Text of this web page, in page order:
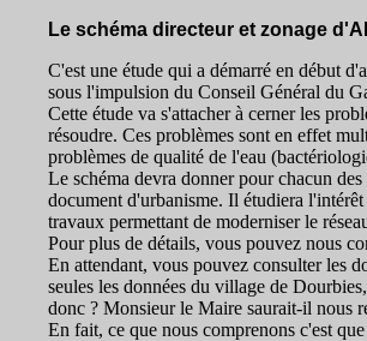
Le schéma directeur et zonage
C'est une étude qui a démarré en début
sous l'impulsion du Conseil Général du
Cette étude va s'attacher à cerner les
résoudre. Ces problèmes sont en effet
problèmes de qualité de l'eau
Le schéma devra donner pour chacun
document d'urbanisme. Il étudiera
travaux permettant de moderniser le
Pour plus de détails, vous pouvez nous
En attendant, vous pouvez consulter les
seules les données du village de
donc ? Monsieur le Maire saurait-il nous
En fait, ce que nous comprenons c'est